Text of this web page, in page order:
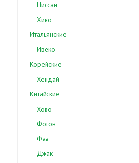
Ниссан
Хино
Итальянские
Ивеко
Корейские
Хендай
Китайские
Хово
Фотон
Фав
Джак